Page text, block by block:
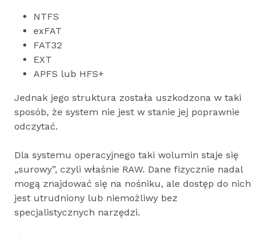
NTFS
exFAT
FAT32
EXT
APFS lub HFS+
Jednak jego struktura została uszkodzona w taki
sposób, że system nie jest w stanie jej poprawnie
odczytać.
Dla systemu operacyjnego taki wolumin staje się
„surowy”, czyli właśnie RAW. Dane fizycznie nadal
mogą znajdować się na nośniku, ale dostęp do nich
jest utrudniony lub niemożliwy bez
specjalistycznych narzędzi.